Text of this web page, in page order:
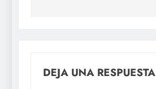
DEJA UNA RESPUESTA